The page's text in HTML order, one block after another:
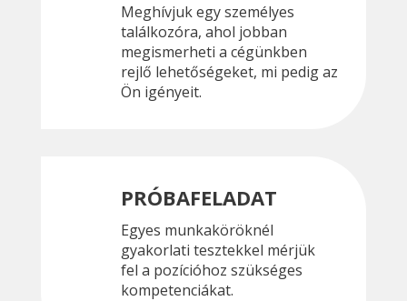
Meghívjuk egy személyes
találkozóra, ahol jobban
megismerheti a cégünkben
rejlő lehetőségeket, mi pedig az
Ön igényeit.
PRÓBAFELADAT
Egyes munkaköröknél
gyakorlati tesztekkel mérjük
fel a pozícióhoz szükséges
kompetenciákat.